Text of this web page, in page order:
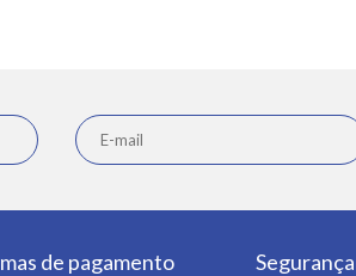
de pagamento Segurança